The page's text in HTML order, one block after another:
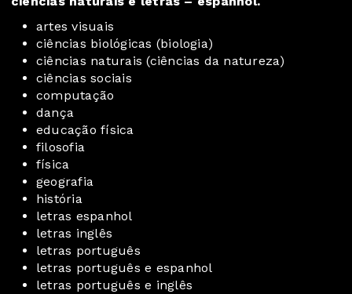
artes visuais
ciências biológicas (biologia)
ciências naturais (ciências da natureza)
ciências sociais
computação
dança
educação física
filosofia
física
geografia
história
letras espanhol
letras inglês
letras português
letras português e espanhol
letras português e inglês